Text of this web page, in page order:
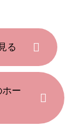
る
ホー